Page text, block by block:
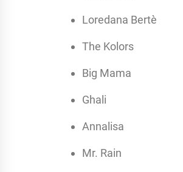
Loredana Bertè
The Kolors
Big Mama
Ghali
Annalisa
Mr. Rain